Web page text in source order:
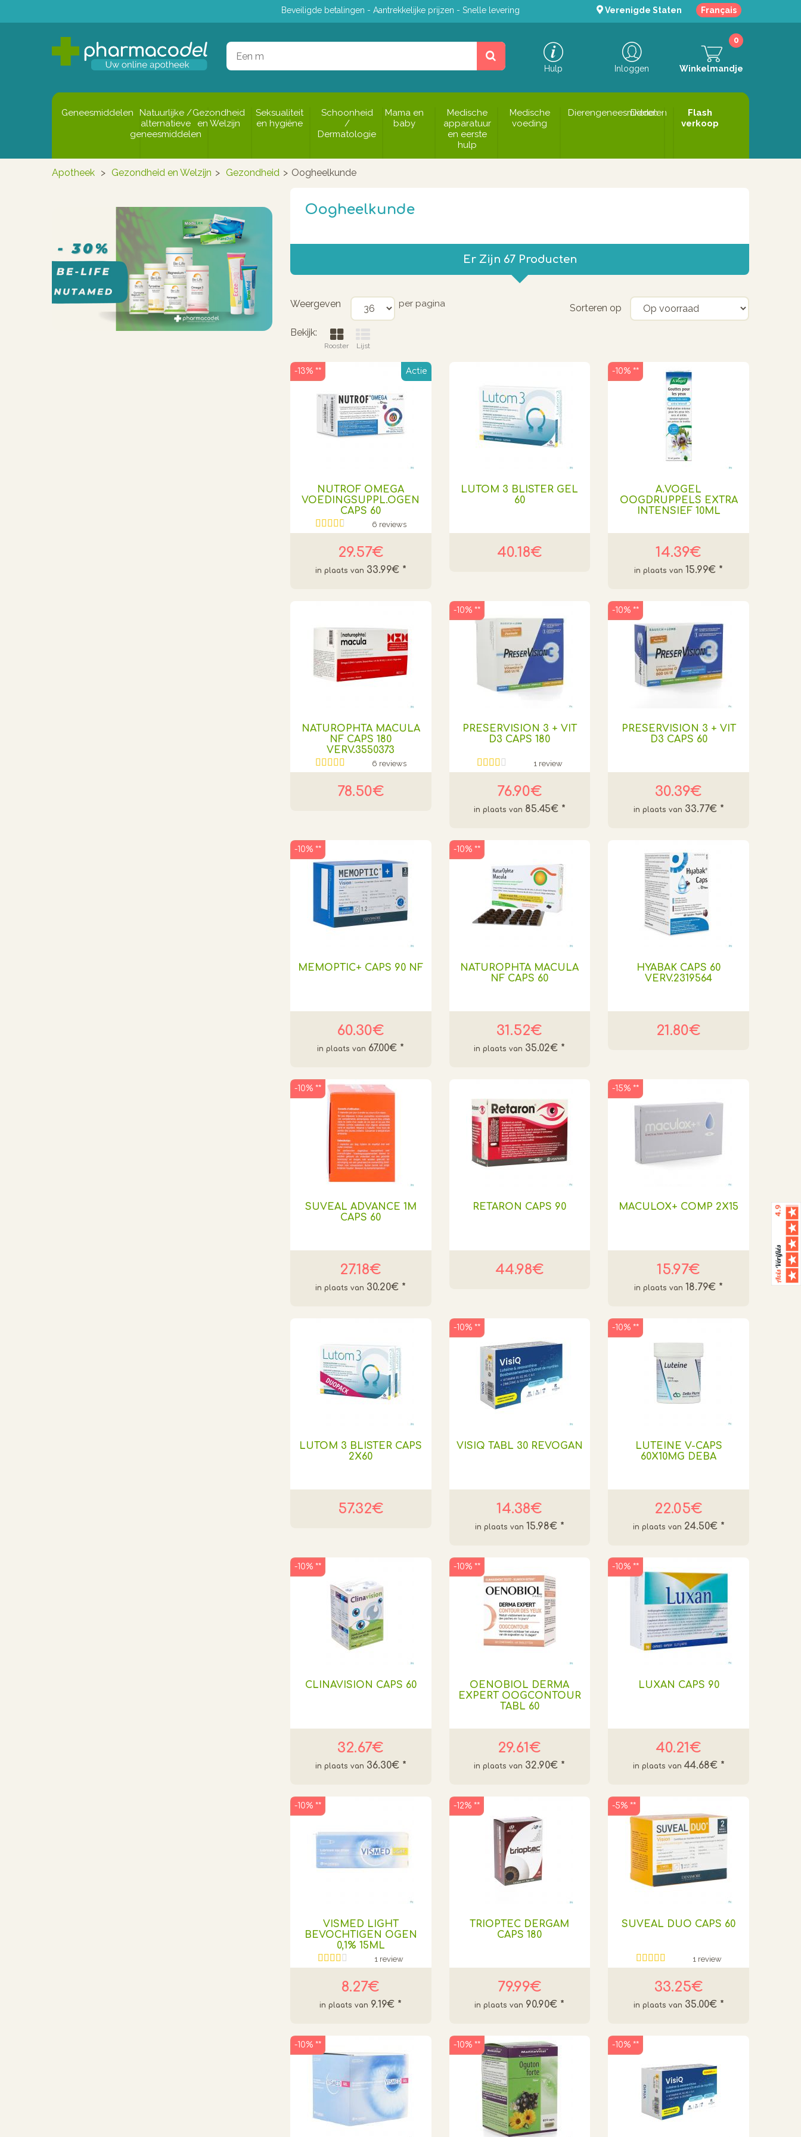
Beveiligde betalingen - Aantrekkelijke prijzen - Snelle levering Verenigde Staten Français
Hulp Inloggen Winkelmandje
0
Geneesmiddelen
Natuurlijke /
alternatieve
geneesmiddelen
Gezondheid
en Welzijn
Seksualiteit
en hygiëne
Schoonheid
/
Dermatologie
Mama en
baby
Medische
apparatuur
en eerste
hulp
Medische
voeding
Dierengeneesmiddelen
Dieren
Flash
verkoop
Apotheek > Gezondheid en Welzijn > Gezondheid > Oogheelkunde
Oogheelkunde
Er Zijn 67 Producten
Weergeven per pagina Sorteren op
Bekijk:
Rooster Lijst
Actie
NUTROF OMEGA
VOEDINGSUPPL.OGEN
CAPS 60
6 reviews
29.57€
33.99€ *
-13% **
LUTOM 3 BLISTER GEL
60
40.18€
A.VOGEL
OOGDRUPPELS EXTRA
INTENSIEF 10ML
14.39€
15.99€ *
-10% **
NATUROPHTA MACULA
NF CAPS 180
VERV.3550373
6 reviews
78.50€
PRESERVISION 3 + VIT
D3 CAPS 180
1 review
76.90€
85.45€ *
-10% **
PRESERVISION 3 + VIT
D3 CAPS 60
30.39€
33.77€ *
-10% **
MEMOPTIC+ CAPS 90 NF
60.30€
67.00€ *
-10% **
NATUROPHTA MACULA
NF CAPS 60
31.52€
35.02€ *
-10% **
HYABAK CAPS 60
VERV.2319564
21.80€
SUVEAL ADVANCE 1M
CAPS 60
27.18€
30.20€ *
-10% **
RETARON CAPS 90
44.98€
MACULOX+ COMP 2X15
15.97€
18.79€ *
-15% **
LUTOM 3 BLISTER CAPS
2X60
57.32€
VISIQ TABL 30 REVOGAN
14.38€
15.98€ *
-10% **
LUTEINE V-CAPS
60X10MG DEBA
22.05€
24.50€ *
-10% **
CLINAVISION CAPS 60
32.67€
36.30€ *
-10% **
OENOBIOL DERMA
EXPERT OOGCONTOUR
TABL 60
29.61€
32.90€ *
-10% **
LUXAN CAPS 90
40.21€
44.68€ *
-10% **
VISMED LIGHT
BEVOCHTIGEN OGEN
0,1% 15ML
1 review
8.27€
9.19€ *
-10% **
TRIOPTEC DERGAM
CAPS 180
79.99€
90.90€ *
-12% **
SUVEAL DUO CAPS 60
1 review
33.25€
35.00€ *
-5% **
-10% ** -10% ** -10% **